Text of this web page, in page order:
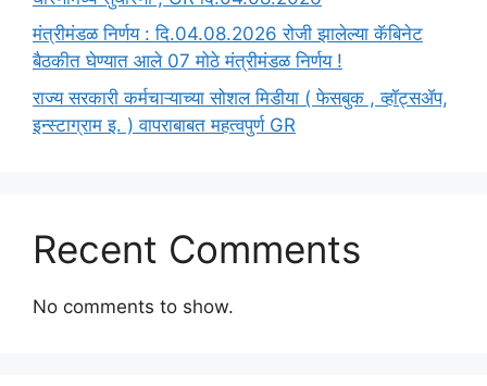
मंत्रीमंडळ निर्णय : दि.04.08.2026 रोजी झालेल्या कॅबिनेट
बैठकीत घेण्यात आले 07 मोठे मंत्रीमंडळ निर्णय !
राज्य सरकारी कर्मचाऱ्याच्या सोशल मिडीया ( फेसबुक , व्हॉट्सॲप,
इन्स्टाग्राम इ. ) वापराबाबत महत्वपुर्ण GR
Recent Comments
No comments to show.